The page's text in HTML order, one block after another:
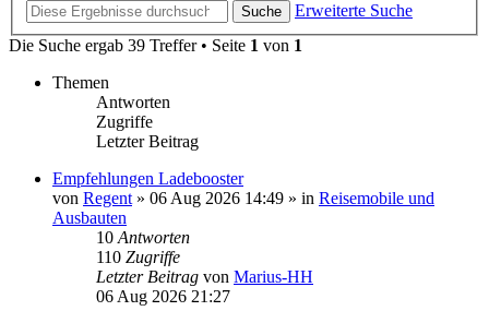
Suche
Erweiterte Suche
Die Suche ergab 39 Treffer • Seite 1 von 1
Themen
Antworten
Zugriffe
Letzter Beitrag
Empfehlungen Ladebooster
von Regent » 06 Aug 2026 14:49 » in Reisemobile und
Ausbauten
10 Antworten
110 Zugriffe
Letzter Beitrag von Marius-HH
06 Aug 2026 21:27